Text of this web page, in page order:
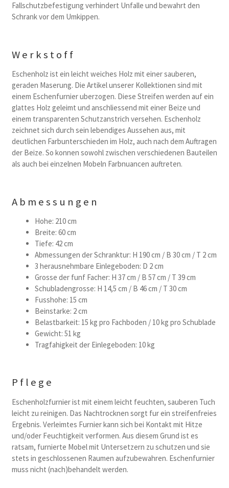
Fallschutzbefestigung verhindert Unfalle und bewahrt den
Schrank vor dem Umkippen.
Werkstoff
Eschenholz ist ein leicht weiches Holz mit einer sauberen,
geraden Maserung. Die Artikel unserer Kollektionen sind mit
einem Eschenfurnier uberzogen. Diese Streifen werden auf ein
glattes Holz geleimt und anschliessend mit einer Beize und
einem transparenten Schutzanstrich versehen. Eschenholz
zeichnet sich durch sein lebendiges Aussehen aus, mit
deutlichen Farbunterschieden im Holz, auch nach dem Auftragen
der Beize. So konnen sowohl zwischen verschiedenen Bauteilen
als auch bei einzelnen Mobeln Farbnuancen auftreten.
Abmessungen
Hohe: 210 cm
Breite: 60 cm
Tiefe: 42 cm
Abmessungen der Schranktur: H 190 cm / B 30 cm / T 2 cm
3 herausnehmbare Einlegeboden: D 2 cm
Grosse der funf Facher: H 37 cm / B 57 cm / T 39 cm
Schubladengrosse: H 14,5 cm / B 46 cm / T 30 cm
Fusshohe: 15 cm
Beinstarke: 2 cm
Belastbarkeit: 15 kg pro Fachboden / 10 kg pro Schublade
Gewicht: 51 kg
Tragfahigkeit der Einlegeboden: 10 kg
Pflege
Eschenholzfurnier ist mit einem leicht feuchten, sauberen Tuch
leicht zu reinigen. Das Nachtrocknen sorgt fur ein streifenfreies
Ergebnis. Verleimtes Furnier kann sich bei Kontakt mit Hitze
und/oder Feuchtigkeit verformen. Aus diesem Grund ist es
ratsam, furnierte Mobel mit Untersetzern zu schutzen und sie
stets in geschlossenen Raumen aufzubewahren. Eschenfurnier
muss nicht (nach)behandelt werden.